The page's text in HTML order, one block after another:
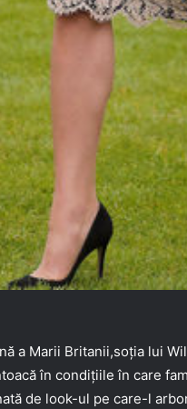
a Marii Britanii,soția lui
în condițiile în care
de look-ul pe care-l